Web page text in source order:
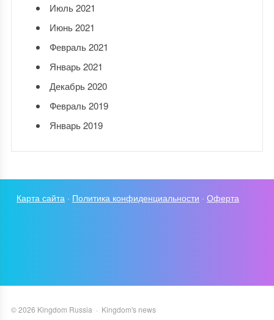
Июль 2021
Июнь 2021
Февраль 2021
Январь 2021
Декабрь 2020
Февраль 2019
Январь 2019
Карта сайта · Политика конфиденциальности ·Оферта
©2026 Kingdom Russia · Kingdom's news